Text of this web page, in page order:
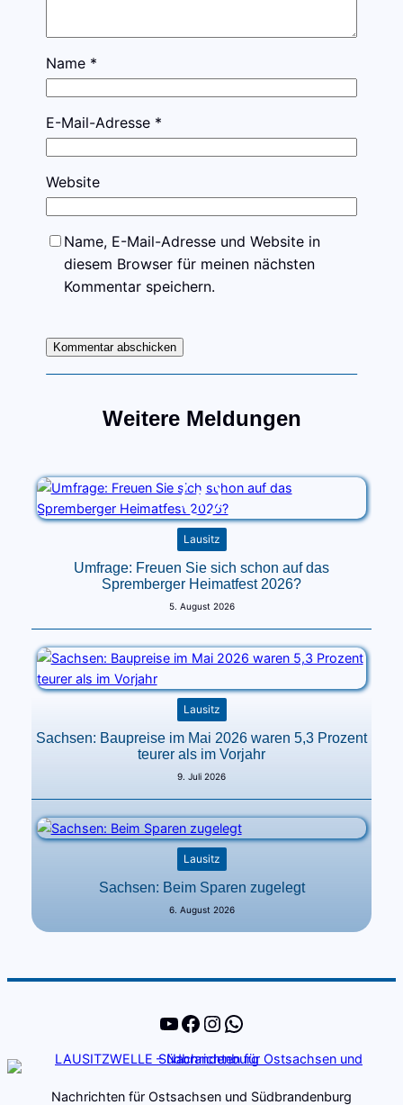
Name *
E-Mail-Adresse *
Website
Name, E-Mail-Adresse und Website in
diesem Browser für meinen nächsten
Kommentar speichern.
Weitere Meldungen
Lausitz
Umfrage: Freuen Sie sich schon auf das
Spremberger Heimatfest 2026?
5. August 2026
Lausitz
Sachsen: Baupreise im Mai 2026 waren 5,3 Prozent
teurer als im Vorjahr
9. Juli 2026
Lausitz
Sachsen: Beim Sparen zugelegt
6. August 2026
YouTube
Facebook
Instagram
WhatsApp
Nachrichten für Ostsachsen und Südbrandenburg